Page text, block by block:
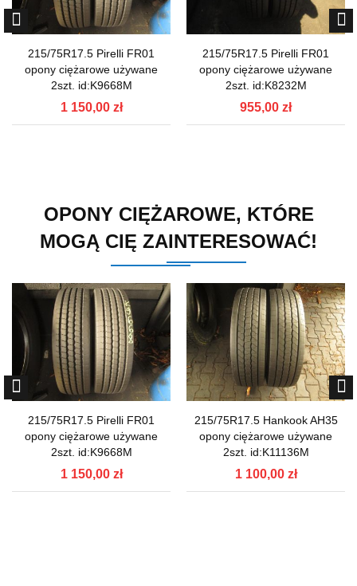
215/75R17.5 Pirelli FR01
opony ciężarowe używane
2szt. id:K9668M
1 150,00 zł
215/75R17.5 Pirelli FR01
opony ciężarowe używane
2szt. id:K8232M
955,00 zł
OPONY CIĘŻAROWE, KTÓRE
MOGĄ CIĘ ZAINTERESOWAĆ!
215/75R17.5 Pirelli FR01
opony ciężarowe używane
2szt. id:K9668M
1 150,00 zł
215/75R17.5 Hankook AH35
opony ciężarowe używane
2szt. id:K11136M
1 100,00 zł